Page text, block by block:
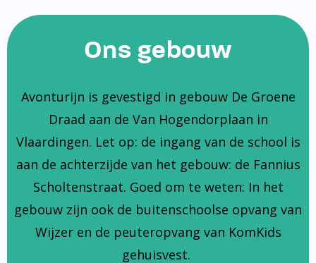
Ons gebouw
Avonturijn is gevestigd in gebouw De Groene
Draad aan de Van Hogendorplaan in
Vlaardingen. Let op: de ingang van de school is
aan de achterzijde van het gebouw: de Fannius
Scholtenstraat. Goed om te weten: In het
gebouw zijn ook de buitenschoolse opvang van
Wijzer en de peuteropvang van KomKids
gehuisvest.